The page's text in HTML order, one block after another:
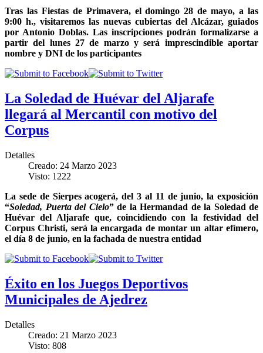
Tras las Fiestas de Primavera, el domingo 28 de mayo, a las
9:00 h., visitaremos las nuevas cubiertas del Alcázar, guiados
por Antonio Doblas. Las inscripciones podrán formalizarse a
partir del lunes 27 de marzo y será imprescindible aportar
nombre y DNI de los participantes
La Soledad de Huévar del Aljarafe
llegará al Mercantil con motivo del
Corpus
Detalles
Creado: 24 Marzo 2023
Visto: 1222
La sede de Sierpes acogerá, del 3 al 11 de junio, la exposición
“Soledad, Puerta del Cielo” de la Hermandad de la Soledad de
Huévar del Aljarafe que, coincidiendo con la festividad del
Corpus Christi, será la encargada de montar un altar efímero,
el día 8 de junio, en la fachada de nuestra entidad
Éxito en los Juegos Deportivos
Municipales de Ajedrez
Detalles
Creado: 21 Marzo 2023
Visto: 808